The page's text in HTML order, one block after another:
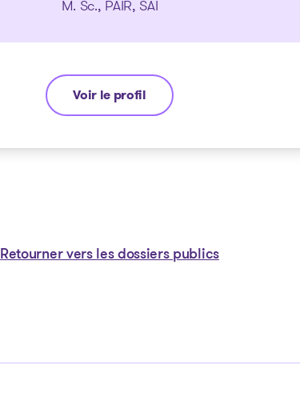
M. Sc., PAIR, SAI
Voir le profil
Emmanuel Phaneuf
Retourner vers les dossiers publics